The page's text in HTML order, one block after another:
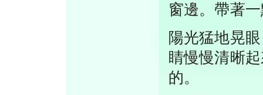
窗邊。帶著
陽光猛地晃
睛慢慢清晰
的。